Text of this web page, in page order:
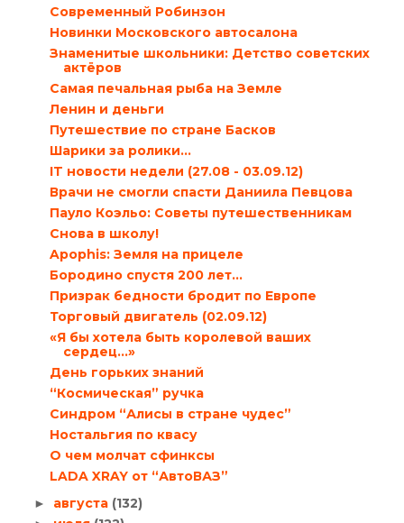
Современный Робинзон
Новинки Московского автосалона
Знаменитые школьники: Детство советских
актёров
Самая печальная рыба на Земле
Ленин и деньги
Путешествие по стране Басков
Шарики за ролики…
IT новости недели (27.08 - 03.09.12)
Врачи не смогли спасти Даниила Певцова
Пауло Коэльо: Советы путешественникам
Снова в школу!
Apophis: Земля на прицеле
Бородино спустя 200 лет…
Призрак бедности бродит по Европе
Торговый двигатель (02.09.12)
«Я бы хотела быть королевой ваших
сердец...»
День горьких знаний
“Космическая” ручка
Синдром “Алисы в стране чудес”
Ностальгия по квасу
О чем молчат сфинксы
LADA XRAY от “АвтоВАЗ”
► августа (132)